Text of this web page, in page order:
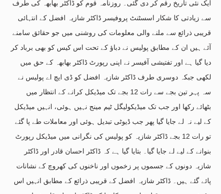
ایک نئی تاریخ رقم کر دی گئی۔ روزنامہ قوم کو ڈاکٹر بھابھہ کی طرف
سے زیادتی کا شکار اسسٹنٹ پروفیسر ڈاکٹر شازیہ افضل کے انتہائی
قریبی ذرائع سے ملنے والی معلومات کی روشنی میں جو حقائق سامنے
آئے ہیں ان کے مطابق پولیس نے دباؤ کے تحت اس کیس کو بھی برباد کر
دیا گیا ہے اور تفتیشی آفیسر نے اپنی رپورٹ ڈاکٹر بھابھہ کے حق میں
لکھی جبکہ دوسری طرف ڈاکٹر شازیہ افضل کو ڈی ایچ اے پولیس نے
سہ پہر تین بجے سے رات 12 بجے تک میڈیکل کرانے کے انتظار میں
بٹھائے رکھا اور جب تک میڈیکولیگل ٹیم مینج نہیں ہوئی، انہیں میڈیکل
کے لیے نہ لے جایا گیا پھر جب ڈیوٹی تبدیل ہوئی اور معاملات طے پا گئے
تو رات 12 بجے ڈاکٹر شازیہ کو پولیس کی نگرانی میں میڈیکل رپورٹ
بنوانے کے لیے لے جایا گیا۔ بتایا گیا ہے کہ ڈاکٹر احسان قادر اور ڈاکٹر
شازیہ دونوں کے جسموں پر زخموں اور ناخنوں کی کھروچ کے نشانات
پائے گئے ہیں۔ ڈاکٹر شازیہ افضل کے قریبی ذرائع کے مطابق انہیں اس